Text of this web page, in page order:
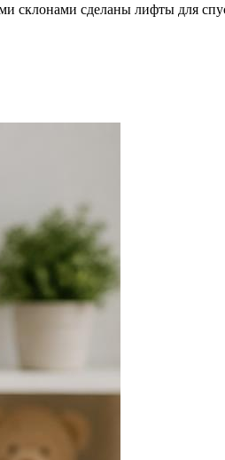
склонами сделаны лифты для